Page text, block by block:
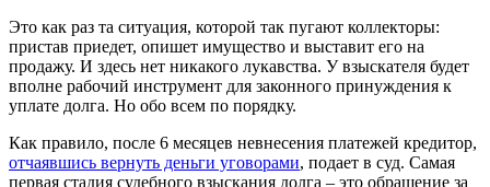
Это как раз та ситуация, которой так пугают коллекторы:
пристав приедет, опишет имущество и выставит его на
продажу. И здесь нет никакого лукавства. У взыскателя будет
вполне рабочий инструмент для законного принуждения к
уплате долга. Но обо всем по порядку.
Как правило, после 6 месяцев невнесения платежей кредитор,
отчаявшись вернуть деньги уговорами, подает в суд. Самая
первая стадия судебного взыскания долга – это обращение за